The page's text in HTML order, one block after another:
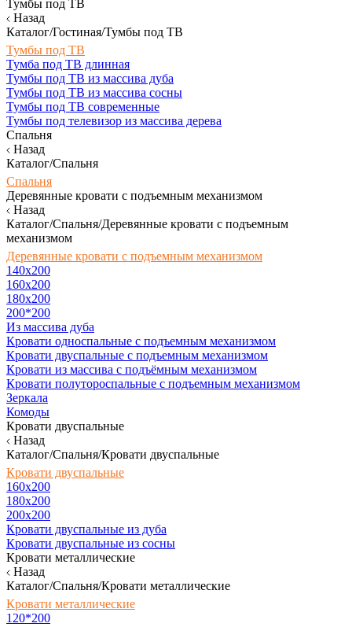
Тумбы под ТВ
Назад
Каталог/Гостиная/Тумбы под ТВ
Тумбы под ТВ
Тумба под ТВ длинная
Тумбы под ТВ из массива дуба
Тумбы под ТВ из массива сосны
Тумбы под ТВ современные
Тумбы под телевизор из массива дерева
Спальня
Назад
Каталог/Спальня
Спальня
Деревянные кровати с подъемным механизмом
Назад
Каталог/Спальня/Деревянные кровати с подъемным
механизмом
Деревянные кровати с подъемным механизмом
140x200
160х200
180х200
200*200
Из массива дуба
Кровати односпальные с подъемным механизмом
Кровати двуспальные с подъемным механизмом
Кровати из массива с подъёмным механизмом
Кровати полутороспальные с подъемным механизмом
Зеркала
Комоды
Кровати двуспальные
Назад
Каталог/Спальня/Кровати двуспальные
Кровати двуспальные
160х200
180x200
200x200
Кровати двуспальные из дуба
Кровати двуспальные из сосны
Кровати металлические
Назад
Каталог/Спальня/Кровати металлические
Кровати металлические
120*200